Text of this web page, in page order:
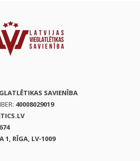
SAVIENĪBA
40008029019
1, RĪGA, LV-1009